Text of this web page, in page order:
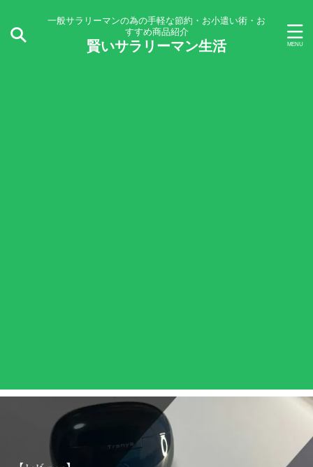
一般サラリーマンの為の手軽な節約・お小遣い術・お
すすめ商品紹介
賢いサラリーマン生活